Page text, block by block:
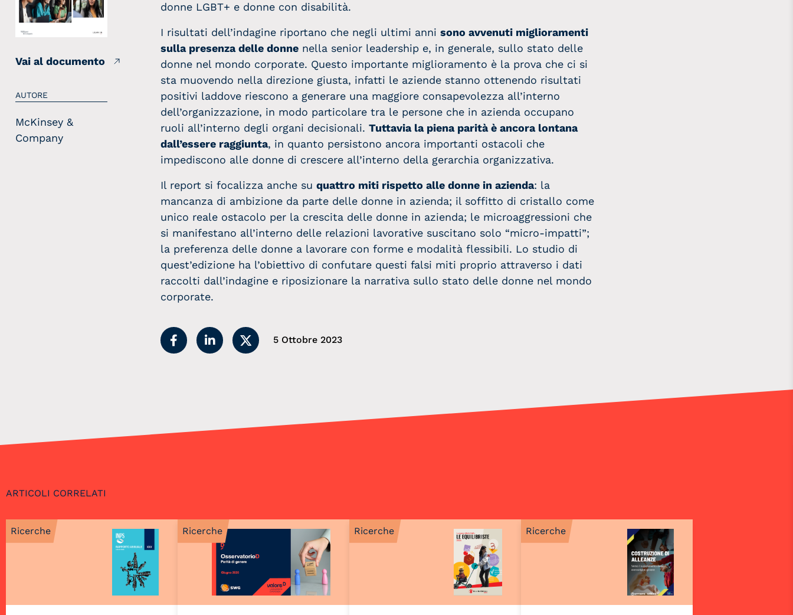
Vai al documento
AUTORE
McKinsey &
Company
donne LGBT+ e donne con disabilità.
I risultati dell’indagine riportano che negli ultimi anni sono avvenuti miglioramenti
sulla presenza delle donne nella senior leadership e, in generale, sullo stato delle
donne nel mondo corporate. Questo importante miglioramento è la prova che ci si
sta muovendo nella direzione giusta, infatti le aziende stanno ottenendo risultati
positivi laddove riescono a generare una maggiore consapevolezza all’interno
dell’organizzazione, in modo particolare tra le persone che in azienda occupano
ruoli all’interno degli organi decisionali. Tuttavia la piena parità è ancora lontana
dall’essere raggiunta, in quanto persistono ancora importanti ostacoli che
impediscono alle donne di crescere all’interno della gerarchia organizzativa.
Il report si focalizza anche su quattro miti rispetto alle donne in azienda: la
mancanza di ambizione da parte delle donne in azienda; il soffitto di cristallo come
unico reale ostacolo per la crescita delle donne in azienda; le microaggressioni che
si manifestano all’interno delle relazioni lavorative suscitano solo “micro-impatti”;
la preferenza delle donne a lavorare con forme e modalità flessibili. Lo studio di
quest’edizione ha l’obiettivo di confutare questi falsi miti proprio attraverso i dati
raccolti dall’indagine e riposizionare la narrativa sullo stato delle donne nel mondo
corporate.
5 Ottobre 2023
ARTICOLI CORRELATI
Ricerche Ricerche Ricerche Ricerche